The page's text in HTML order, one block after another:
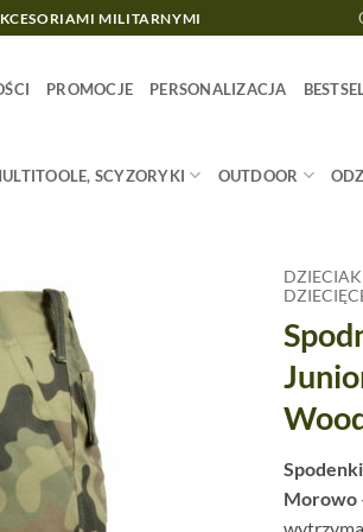
MILITARNYMI
PROMOCJE PERSONALIZACJA
SCYZORYKI OUTDOOR
Morowo